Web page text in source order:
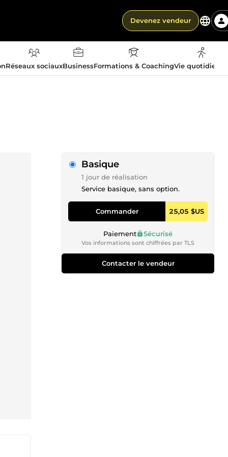
Devenez vendeur
Réseaux sociauxBusinessFormations & CoachingVie
Basique
1 jour de réalisation
Service basique, sans option.
Commander 25,05 $US
Paiement Sécurisé
Vos informations sont chiffrées par TLS
Contacter le vendeur